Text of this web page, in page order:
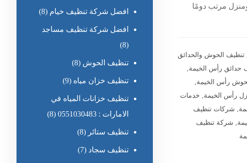
مرتب دومًا
,تنظيف الحوش والحدائق
حدائق رأس الخيمة
رأس الخيمة
رأس الخيمة
خدمات
شركات تنظيف
شركة تنظيف
افضل شركة تنظيف خيام (8)
افضل شركة تنظيف مساجد
(8)
تنظيف الحوش (8)
تنظيف خزان مياه (9)
تنظيف خزانات المياه في
الامارات : 0551030483
(8)
تنظيف ستائر (8)
تنظيف سجاد (7)